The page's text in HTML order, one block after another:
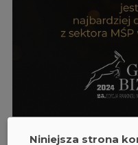
Niniejsza strona